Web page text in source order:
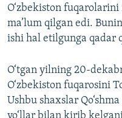
O‘zbekiston
ma’lum qilgan edi.
ishi hal etilgunga qadar
O‘tgan yilning 20-
O‘zbekiston fuqarosini
Ushbu shaxslar